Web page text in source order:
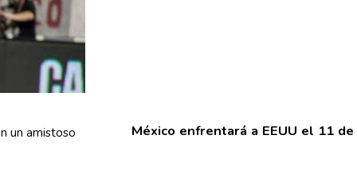
México enfrentará a EEUU el 11